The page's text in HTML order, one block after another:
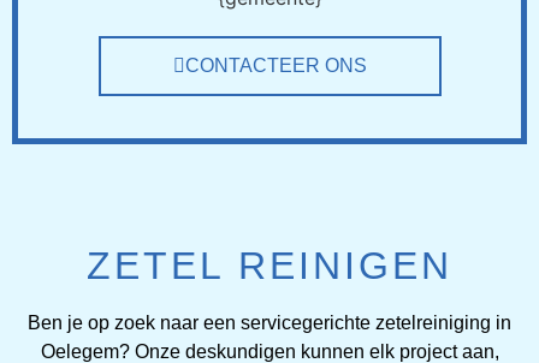
CONTACTEER ONS
ZETEL REINIGEN
Ben je op zoek naar een servicegerichte zetelreiniging in
Oelegem? Onze deskundigen kunnen elk project aan,